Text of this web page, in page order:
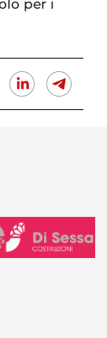
per i